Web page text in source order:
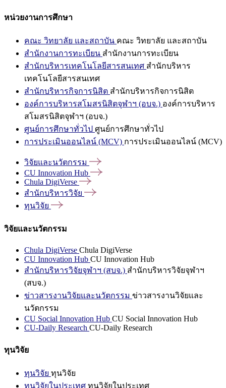
หน่วยงานการศึกษา
คณะ วิทยาลัย และสถาบัน คณะ วิทยาลัย และสถาบัน
สำนักงานการทะเบียน สำนักงานการทะเบียน
สำนักบริหารเทคโนโลยีสารสนเทศ สำนักบริหาร
เทคโนโลยีสารสนเทศ
สำนักบริหารกิจการนิสิต สำนักบริหารกิจการนิสิต
องค์การบริหารสโมสรนิสิตจุฬาฯ (อบจ.) องค์การบริหาร
สโมสรนิสิตจุฬาฯ (อบจ.)
ศูนย์การศึกษาทั่วไป ศูนย์การศึกษาทั่วไป
การประเมินออนไลน์ (MCV) การประเมินออนไลน์ (MCV)
วิจัยและนวัตกรรม
CU Innovation Hub
Chula DigiVerse
สำนักบริหารวิจัย
ทุนวิจัย
วิจัยและนวัตกรรม
Chula DigiVerse Chula DigiVerse
CU Innovation Hub CU Innovation Hub
สำนักบริหารวิจัยจุฬาฯ (สบจ.) สำนักบริหารวิจัยจุฬาฯ
(สบจ.)
ข่าวสารงานวิจัยและนวัตกรรม ข่าวสารงานวิจัยและ
นวัตกรรม
CU Social Innovation Hub CU Social Innovation Hub
CU-Daily Research CU-Daily Research
ทุนวิจัย
ทุนวิจัย ทุนวิจัย
ทุนวิจัยในประเทศ ทุนวิจัยในประเทศ